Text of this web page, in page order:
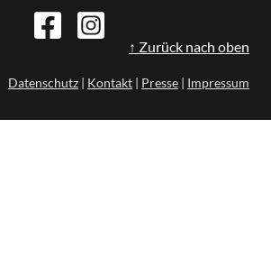
↑ Zurück nach oben
Datenschutz | Kontakt | Presse | Impressum